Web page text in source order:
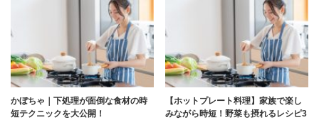
かぼちゃ｜下処理が面倒な食材の時
短テクニックを大公開！
【ホットプレート料理】家族で楽し
みながら時短！野菜も摂れるレシピ3